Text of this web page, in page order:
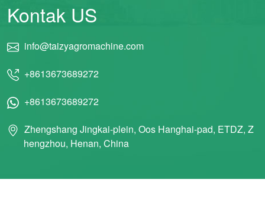
Kontak US
info@taizyagromachine.com
+8613673689272
+8613673689272
Zhengshang Jingkai-plein, Oos Hanghai-pad, ETDZ, Z
hengzhou, Henan, China